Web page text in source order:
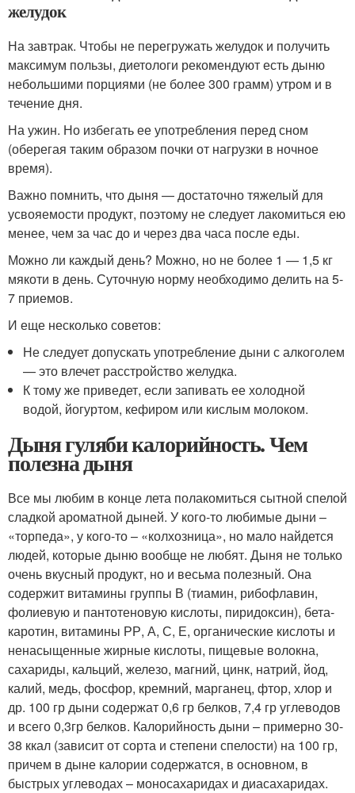
желудок
На завтрак. Чтобы не перегружать желудок и получить
максимум пользы, диетологи рекомендуют есть дыню
небольшими порциями (не более 300 грамм) утром и в
течение дня.
На ужин. Но избегать ее употребления перед сном
(оберегая таким образом почки от нагрузки в ночное
время).
Важно помнить, что дыня — достаточно тяжелый для
усвояемости продукт, поэтому не следует лакомиться ею
менее, чем за час до и через два часа после еды.
Можно ли каждый день? Можно, но не более 1 — 1,5 кг
мякоти в день. Суточную норму необходимо делить на 5-
7 приемов.
И еще несколько советов:
Не следует допускать употребление дыни с алкоголем
— это влечет расстройство желудка.
К тому же приведет, если запивать ее холодной
водой, йогуртом, кефиром или кислым молоком.
Дыня гуляби калорийность. Чем
полезна дыня
Все мы любим в конце лета полакомиться сытной спелой
сладкой ароматной дыней. У кого-то любимые дыни –
«торпеда», у кого-то – «колхозница», но мало найдется
людей, которые дыню вообще не любят. Дыня не только
очень вкусный продукт, но и весьма полезный. Она
содержит витамины группы В (тиамин, рибофлавин,
фолиевую и пантотеновую кислоты, пиридоксин), бета-
каротин, витамины РР, А, С, Е, органические кислоты и
ненасыщенные жирные кислоты, пищевые волокна,
сахариды, кальций, железо, магний, цинк, натрий, йод,
калий, медь, фосфор, кремний, марганец, фтор, хлор и
др. 100 гр дыни содержат 0,6 гр белков, 7,4 гр углеводов
и всего 0,3гр белков. Калорийность дыни – примерно 30-
38 ккал (зависит от сорта и степени спелости) на 100 гр,
причем в дыне калории содержатся, в основном, в
быстрых углеводах – моносахаридах и диасахаридах.